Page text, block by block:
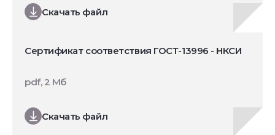
Скачать файл
Сертификат соответствия ГОСТ-13996 - НКСИ
Скачать файл
pdf, 2 Мб